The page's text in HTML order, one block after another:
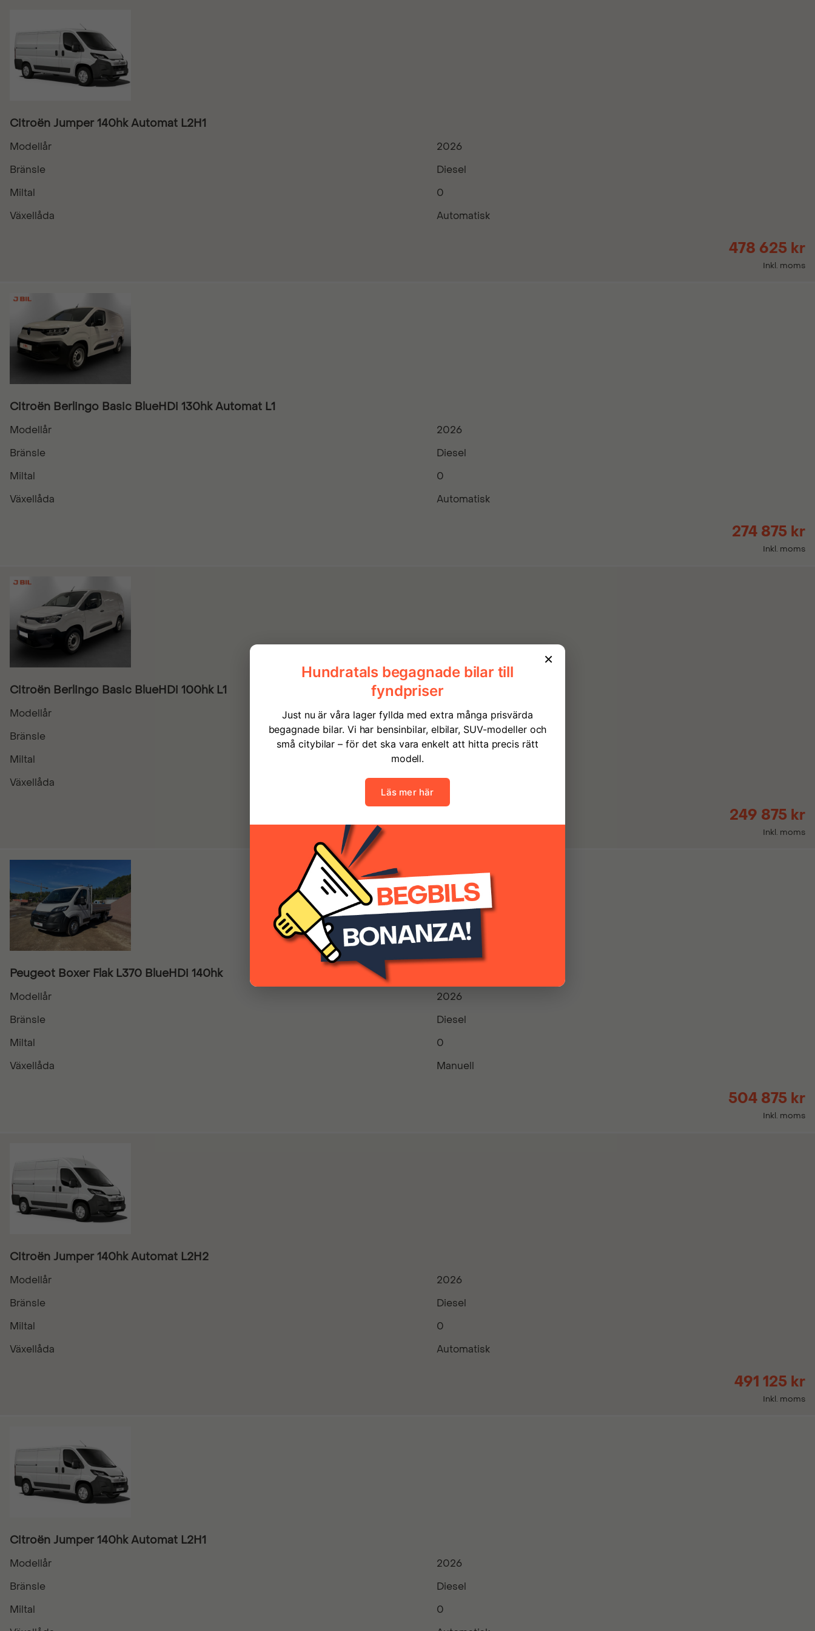
Citroën Jumper 140hk Automat L2H1
Modellår
2026
Bränsle
Diesel
Miltal
0
Växellåda
Automatisk
478 625 kr
Inkl. moms
Citroën Berlingo Basic BlueHDi 130hk Automat L1
Modellår
2026
Bränsle
Diesel
Miltal
0
Växellåda
Automatisk
274 875 kr
Inkl. moms
Citroën Berlingo Basic BlueHDi 100hk L1
Modellår
2026
Bränsle
Diesel
Miltal
Växellåda
Manuell
249 875 kr
Inkl. moms
Peugeot Boxer Flak L370 BlueHDi 140hk
Modellår
2026
Bränsle
Diesel
Miltal
0
Växellåda
Manuell
504 875 kr
Inkl. moms
Citroën Jumper 140hk Automat L2H2
Modellår
2026
Bränsle
Diesel
Miltal
0
Växellåda
Automatisk
491 125 kr
Inkl. moms
Citroën Jumper 140hk Automat L2H1
Modellår
2026
Bränsle
Diesel
Miltal
0